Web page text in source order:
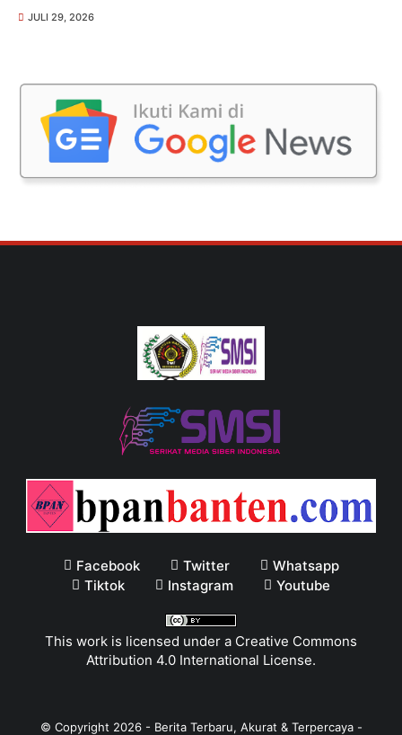
JULI 29, 2026
Facebook Twitter
Whatsapp
Tiktok
Instagram Youtube
This work is licensed under a Creative Commons
Attribution 4.0 International License.
© Copyright 2026- Berita Terbaru, Akurat & Terpercaya -